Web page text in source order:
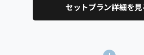
セットプラン詳細を見